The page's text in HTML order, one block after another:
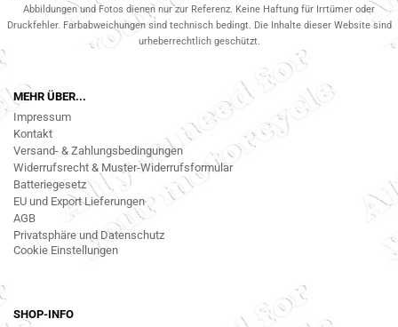
Abbildungen und Fotos dienen nur zur Referenz. Keine Haftung für Irrtümer oder
Druckfehler. Farbabweichungen sind technisch bedingt. Die Inhalte dieser Website sind
urheberrechtlich geschützt.
MEHR ÜBER...
Impressum
Kontakt
Versand- & Zahlungsbedingungen
Widerrufsrecht & Muster-Widerrufsformular
Batteriegesetz
EU und Export Lieferungen
AGB
Privatsphäre und Datenschutz
Cookie Einstellungen
SHOP-INFO